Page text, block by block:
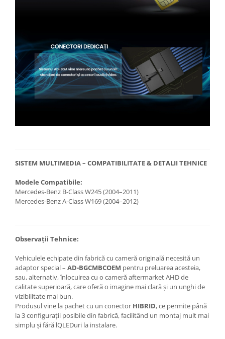
SISTEM MULTIMEDIA – COMPATIBILITATE & DETALII TEHNICE
Modele Compatibile:
Mercedes-Benz B-Class W245 (2004–2011)
Mercedes-Benz A-Class W169 (2004–2012)
Observații Tehnice:
Vehiculele echipate din fabrică cu cameră originală necesită un
adaptor special – AD-BGCMBCOEM pentru preluarea acesteia,
sau, alternativ, înlocuirea cu o cameră aftermarket AHD de
calitate superioară, care oferă o imagine mai clară și un unghi de
vizibilitate mai bun.
Produsul vine la pachet cu un conector HIBRID, ce permite până
la 3 configurații posibile din fabrică, facilitând un montaj mult mai
simplu și fără lQLEDuri la instalare.